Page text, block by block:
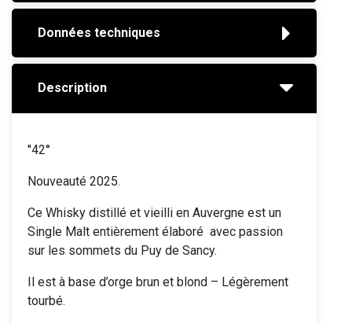
Données techniques
Description
"42°
Nouveauté 2025.
Ce Whisky distillé et vieilli en Auvergne est un
Single Malt entièrement élaboré avec passion
sur les sommets du Puy de Sancy.
Il est à base d’orge brun et blond – Légèrement
tourbé.